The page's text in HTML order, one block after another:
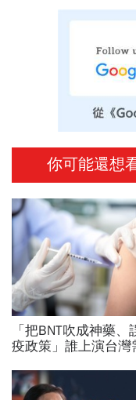
你可能還想
「把BNT吹成神藥、
疫政策」誰上演台灣
瑾：還防疫團隊一個